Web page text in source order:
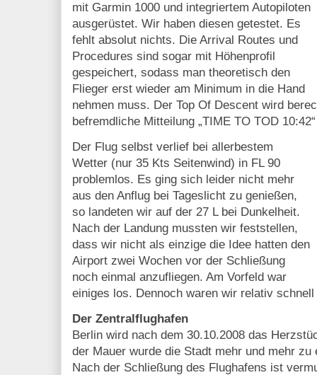
mit Garmin 1000 und integriertem Autopiloten
ausgerüstet. Wir haben diesen getestet. Es
fehlt absolut nichts. Die Arrival Routes und
Procedures sind sogar mit Höhenprofil
gespeichert, sodass man theoretisch den
Flieger erst wieder am Minimum in die Hand
nehmen muss. Der Top Of Descent wird
befremdliche Mitteilung „TIME TO TOD
Der Flug selbst verlief bei allerbestem
Wetter (nur 35 Kts Seitenwind) in FL 90
problemlos. Es ging sich leider nicht mehr
aus den Anflug bei Tageslicht zu genießen,
so landeten wir auf der 27 L bei Dunkelheit.
Nach der Landung mussten wir feststellen,
dass wir nicht als einzige die Idee hatten den
Airport zwei Wochen vor der Schließung
noch einmal anzufliegen. Am Vorfeld war
einiges los. Dennoch waren wir relativ
Der Zentralflughafen
Berlin wird nach dem 30.10.2008 das
der Mauer wurde die Stadt mehr und mehr
Nach der Schließung des Flughafens ist